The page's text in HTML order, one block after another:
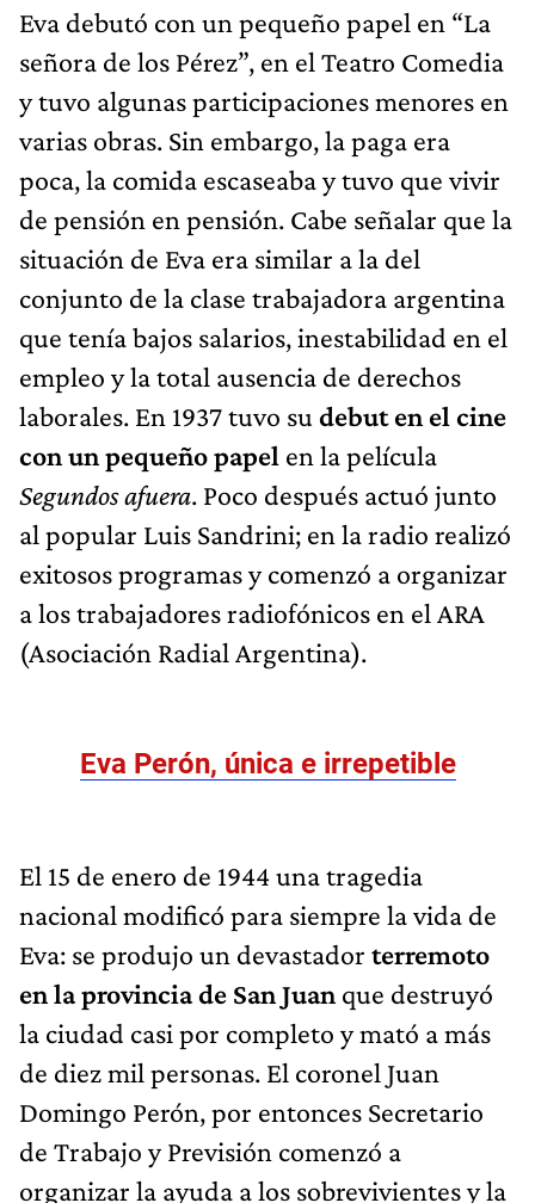
Eva debutó con un pequeño papel en “La
señora de los Pérez”, en el Teatro Comedia
y tuvo algunas participaciones menores en
varias obras. Sin embargo, la paga era
poca, la comida escaseaba y tuvo que vivir
de pensión en pensión. Cabe señalar que la
situación de Eva era similar a la del
conjunto de la clase trabajadora argentina
que tenía bajos salarios, inestabilidad en el
empleo y la total ausencia de derechos
laborales. En 1937 tuvo su debut en el cine
con un pequeño papel en la película
Segundos afuera. Poco después actuó junto
al popular Luis Sandrini; en la radio realizó
exitosos programas y comenzó a organizar
a los trabajadores radiofónicos en el ARA
(Asociación Radial Argentina).
Eva Perón, única e irrepetible
El 15 de enero de 1944 una tragedia
nacional modificó para siempre la vida de
Eva: se produjo un devastador terremoto
en la provincia de San Juan que destruyó
la ciudad casi por completo y mató a más
de diez mil personas. El coronel Juan
Domingo Perón, por entonces Secretario
de Trabajo y Previsión comenzó a
organizar la ayuda a los sobrevivientes y la